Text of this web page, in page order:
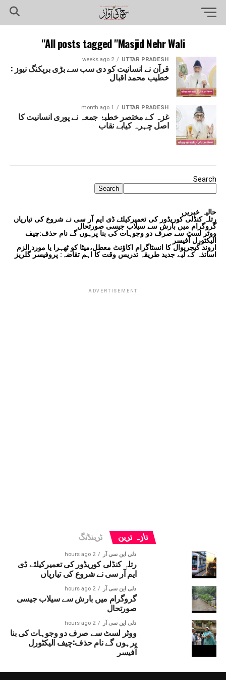
All posts tagged "Masjid Nehr Wali"
UTTAR PRADESH
2 weeks ago
قرآن نے انسانیت کو دی سب سے بڑی بریکنگ نیوز :
خطیب محمد اقبال
UTTAR PRADESH
1 month ago
غزہ کے مختصر خطبۂ جمعہ نے پوری انسانیت کا
اصل چہرہ کیابے نقاب
Search
Search
حالیہ خبریں
رتلہ کنڈلی کوریڈور کی تعمیرکیلئے ڈی ایم آر سی نے شروع کی تیاریاں
گروگرام میں بارش سے سیلاب جیسی صورتحال
ووٹر لسٹ سے صرف دو وجوہات کی بنا پرہوں گے نام حذف:چیف
الیکٹورل آفیسر
اروند کیجریوال کا انسٹاگرام اکاؤنٹ معطل،میٹا کو ٹھہرا یا مورد الزم
اساتذہ کے لیے جدید طریقہ تدریس وقت کا اہم تقاضہ: پروفیسر گلریز
ADVERTISEMENT
تازہ ترین ٹرینڈنگ
دلی این سی آر 2 hours ago
رتلہ کنڈلی کوریڈور کی تعمیرکیلئے ڈی
ایم آر سی نے شروع کی تیاریاں
دلی این سی آر 2 hours ago
گروگرام میں بارش سے سیلاب جیسی
صورتحال
دلی این سی آر 2 hours ago
ووٹر لسٹ سے صرف دو وجوہات کی بنا
پرہوں گے نام حذف:چیف الیکٹورل
آفیسر